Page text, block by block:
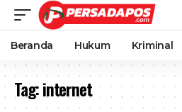
Beranda Hukum Kriminal
Tag:internet